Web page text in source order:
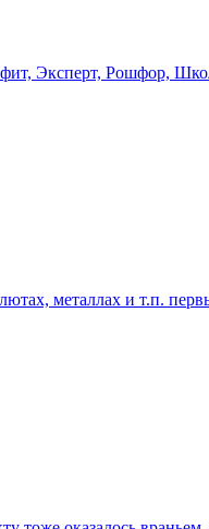
Рошфор, Школа
металлах и т.п.